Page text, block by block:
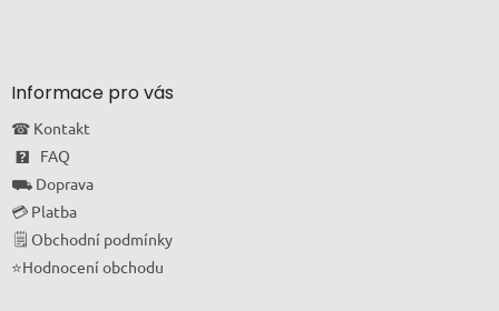
Informace pro vás
☎ Kontakt
🯄 FAQ
⛟ Doprava
💳 Platba
🗒 Obchodní podmínky
⭐Hodnocení obchodu